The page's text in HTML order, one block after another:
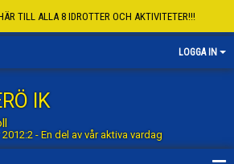
TILL ALLA 8 IDROTTER OCH AKTIVITETER!!!
LOGGA IN
IK
- En del av vår aktiva vardag